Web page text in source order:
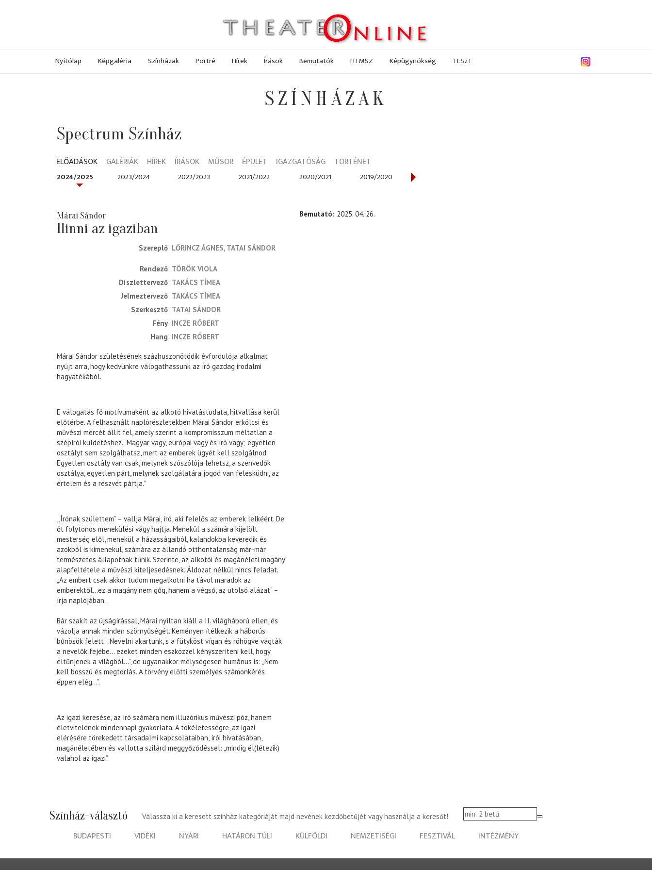
Nyitólap Képgaléria Színházak Portré Hírek Írások Bemutatók HTMSZ Képügynökség TESzT
SZÍNHÁZAK
Spectrum Színház
ELŐADÁSOK GALÉRIÁK HÍREK ÍRÁSOK MŰSOR ÉPÜLET IGAZGATÓSÁG TÖRTÉNET
2024/2025 2023/2024 2022/2023 2021/2022 2020/2021 2019/2020
Márai Sándor
Hinni az igaziban
Szereplő LŐRINCZ ÁGNES TATAI SÁNDOR
rendező TÖRÖK VIOLA
díszlettervező TAKÁCS TÍMEA
jelmeztervező TAKÁCS TÍMEA
szerkesztő TATAI SÁNDOR
fény INCZE RÓBERT
hang INCZE RÓBERT
Márai Sándor születésének százhuszonötödik évfordulója alkalmat
nyújt arra, hogy kedvünkre válogathassunk az író gazdag irodalmi
hagyatékából.
E válogatás fő motívumaként az alkotó hivatástudata, hitvallása kerül
előtérbe. A felhasznált naplórészletekben Márai Sándor erkölcsi és
művészi mércét állít fel, amely szerint a kompromisszum méltatlan a
szépírói küldetéshez. „Magyar vagy, európai vagy és író vagy; egyetlen
osztályt sem szolgálhatsz, mert az emberek ügyét kell szolgálnod.
Egyetlen osztály van csak, melynek szószólója lehetsz, a szenvedők
osztálya, egyetlen párt, melynek szolgálatára jogod van felesküdni, az
értelem és a részvét pártja.”
,,Írónak születtem” – vallja Márai, író, aki felelős az emberek lelkéért. De
őt folytonos menekülési vágy hajtja. Menekül a számára kijelölt
mesterség elől, menekül a házasságaiból, kalandokba keveredik és
azokból is kimenekül, számára az állandó otthontalanság már-már
természetes állapotnak tűnik. Szerinte, az alkotói és magánéleti magány
alapfeltétele a művészi kiteljesedésnek. Áldozat nélkül nincs feladat.
„Az embert csak akkor tudom megalkotni ha távol maradok az
emberektől…ez a magány nem gőg, hanem a végső, az utolsó alázat” –
írja naplójában.
Bár szakít az újságírással, Márai nyíltan kiáll a II. világháború ellen, és
vázolja annak minden szörnyűségét. Keményen ítélkezik a háborús
bűnösök felett: „Nevelni akartunk, s a fütyköst vígan és röhögve vágták
a nevelők fejébe… ezeket minden eszközzel kényszeríteni kell, hogy
eltűnjenek a világból…”, de ugyanakkor mélységesen humánus is: „Nem
kell bosszú és megtorlás. A törvény előtti személyes számonkérés
éppen elég…”.
Az igazi keresése, az író számára nem illuzórikus művészi póz, hanem
életvitelének mindennapi gyakorlata. A tökéletességre, az igazi
elérésére törekedett társadalmi kapcsolataiban, írói hivatásában,
magánéletében és vallotta szilárd meggyőződéssel: „mindig él(létezik)
valahol az igazi”.
Bemutató 2025. 04. 26.
Színház-választó Válassza ki a keresett színház kategóriáját majd nevének kezdőbetűjét vagy használja a keresőt!
BUDAPESTI VIDÉKI NYÁRI HATÁRON TÚLI KÜLFÖLDI NEMZETISÉGI FESZTIVÁL INTÉZMÉNY